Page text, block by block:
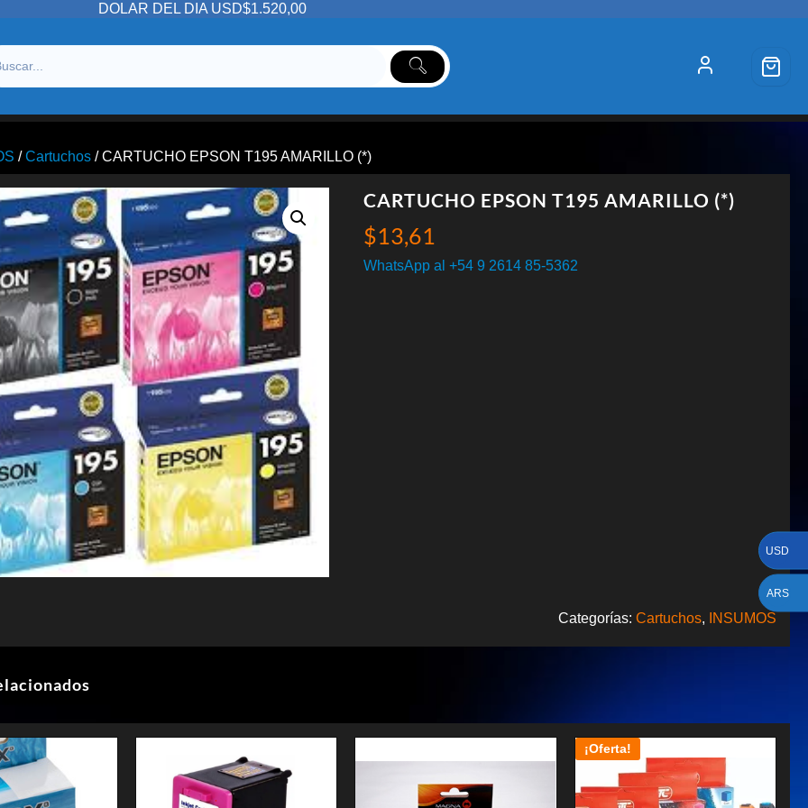
DOLAR DEL DIA USD$1.520,00
/Cartuchos / CARTUCHO EPSON T195 AMARILLO (*)
CARTUCHO EPSON T195 AMARILLO (*)
$13,61
WhatsApp al +54 9 2614 85-5362
Categorías: Cartuchos, INSUMOS
¡Oferta!
USD
ARS